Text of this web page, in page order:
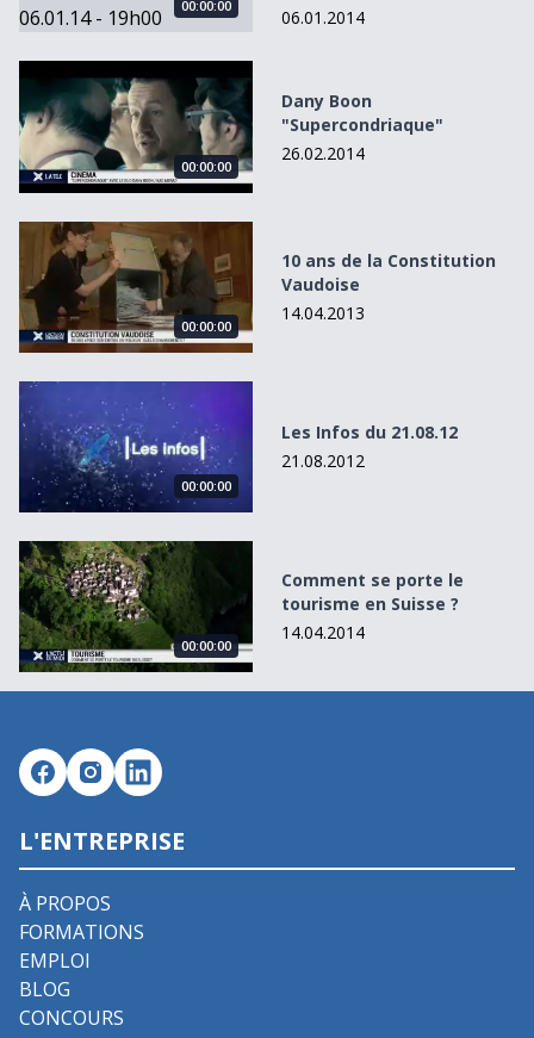
00:00:00
06.01.2014
Dany Boon &quot;Supercondriaque&quot;
00:00:00
Dany Boon
"Supercondriaque"
26.02.2014
10 ans de la Constitution Vaudoise
00:00:00
10 ans de la Constitution
Vaudoise
14.04.2013
Les Infos du 21.08.12
00:00:00
Les Infos du 21.08.12
21.08.2012
Comment se porte le tourisme en Suisse ?
00:00:00
Comment se porte le
tourisme en Suisse ?
14.04.2014
L'ENTREPRISE
À PROPOS
FORMATIONS
EMPLOI
BLOG
CONCOURS